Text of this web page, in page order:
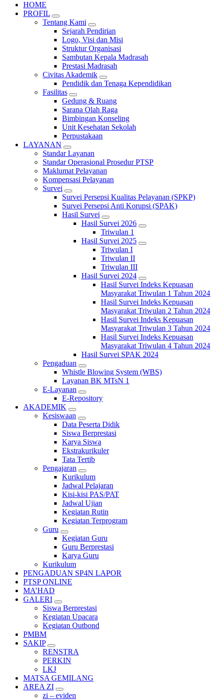
HOME
PROFIL
Tentang Kami
Sejarah Pendirian
Logo, Visi dan Misi
Struktur Organisasi
Sambutan Kepala Madrasah
Prestasi Madrasah
Civitas Akademik
Pendidik dan Tenaga Kependidikan
Fasilitas
Gedung & Ruang
Sarana Olah Raga
Bimbingan Konseling
Unit Kesehatan Sekolah
Perpustakaan
LAYANAN
Standar Layanan
Standar Operasional Prosedur PTSP
Maklumat Pelayanan
Kompensasi Pelayanan
Survei
Survei Persepsi Kualitas Pelayanan (SPKP)
Survei Persepsi Anti Korupsi (SPAK)
Hasil Survei
Hasil Survei 2026
Triwulan 1
Hasil Survei 2025
Triwulan I
Triwulan II
Triwulan III
Hasil Survei 2024
Hasil Survei Indeks Kepuasan
Masyarakat Triwulan 1 Tahun 2024
Hasil Survei Indeks Kepuasan
Masyarakat Triwulan 2 Tahun 2024
Hasil Survei Indeks Kepuasan
Masyarakat Triwulan 3 Tahun 2024
Hasil Survei Indeks Kepuasan
Masyarakat Triwulan 4 Tahun 2024
Hasil Survei SPAK 2024
Pengaduan
Whistle Blowing System (WBS)
Layanan BK MTsN 1
E-Layanan
E-Repository
AKADEMIK
Kesiswaan
Data Peserta Didik
Siswa Berprestasi
Karya Siswa
Ekstrakurikuler
Tata Tertib
Pengajaran
Kurikulum
Jadwal Pelajaran
Kisi-kisi PAS/PAT
Jadwal Ujian
Kegiatan Rutin
Kegiatan Terprogram
Guru
Kegiatan Guru
Guru Berprestasi
Karya Guru
Kurikulum
PENGADUAN SP4N LAPOR
PTSP ONLINE
MA’HAD
GALERI
Siswa Berprestasi
Kegiatan Upacara
Kegiatan Outbond
PMBM
SAKIP
RENSTRA
PERKIN
LKJ
MATSA GEMILANG
AREA ZI
zi – eviden